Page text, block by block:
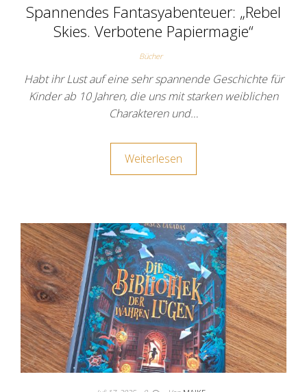
Spannendes Fantasyabenteuer: „Rebel
Skies. Verbotene Papiermagie“
Bücher
Habt ihr Lust auf eine sehr spannende Geschichte für
Kinder ab 10 Jahren, die uns mit starken weiblichen
Charakteren und…
Weiterlesen